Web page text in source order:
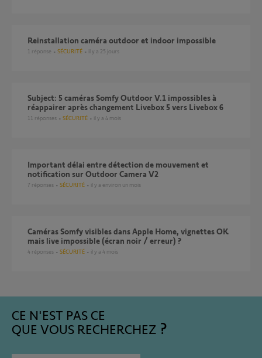
Reinstallation caméra outdoor et indoor impossible
1 réponse SÉCURITÉ il y a 25 jours
Subject: 5 caméras Somfy Outdoor V.1 impossibles à
réappairer après changement Livebox 5 vers Livebox 6
11 réponses SÉCURITÉ il y a 4 mois
Important délai entre détection de mouvement et
notification sur Outdoor Camera V2
7 réponses SÉCURITÉ il y a environ un mois
Caméras Somfy visibles dans Apple Home, vignettes OK
mais live impossible (écran noir / erreur) ?
4 réponses SÉCURITÉ il y a 4 mois
CE N'EST PAS CE
QUE VOUS RECHERCHEZ